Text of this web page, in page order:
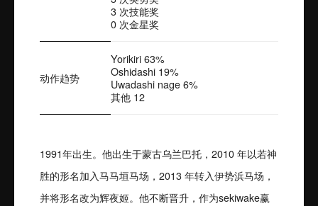
3 次技能奖
0 次金星奖
动作趋势
Yorikiri 63%
Oshidashi 19%
Uwadashi nage 6%
其他 12
1991年出生。他出生于蒙古乌兰巴托，2010 年以若神
胜的形名加入马马垣马场，2013 年转入伊势浜马场，
并将形名改为辉夜姬。他不断晋升，作为sekiwake赢